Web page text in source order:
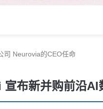
司 Neurovia的CEO任命
布新并购前沿